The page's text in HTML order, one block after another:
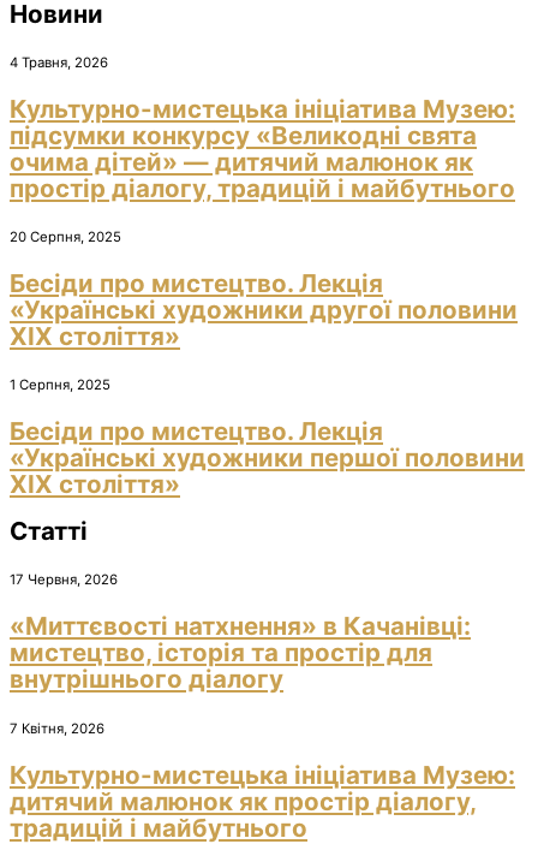
Новини
4 Травня, 2026
Культурно-мистецька ініціатива Музею:
підсумки конкурсу «Великодні свята
очима дітей» — дитячий малюнок як
простір діалогу, традицій і майбутнього
20 Серпня, 2025
Бесіди про мистецтво. Лекція
«Українські художники другої половини
ХІХ століття»
1 Серпня, 2025
Бесіди про мистецтво. Лекція
«Українські художники першої половини
ХІХ століття»
Статті
17 Червня, 2026
«Миттєвості натхнення» в Качанівці:
мистецтво, історія та простір для
внутрішнього діалогу
7 Квітня, 2026
Культурно-мистецька ініціатива Музею:
дитячий малюнок як простір діалогу,
традицій і майбутнього